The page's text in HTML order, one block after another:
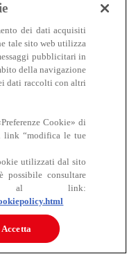
Carne
dei dati acquisiti
tale sito web utilizza
pubblicitari in
della navigazione
dati raccolti con altri
Cookie» di
link “modifica le tue
utilizzati dal sito
possibile consultare
al link:
Accetta